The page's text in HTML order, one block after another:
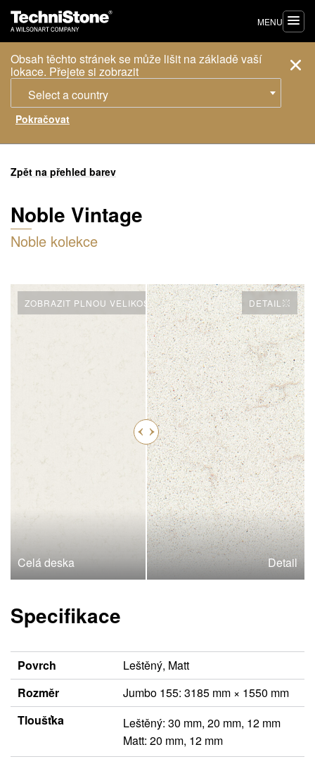
Obsah těchto stránek se může lišit na základě vaší
lokace. Přejete si zobrazit
Select a country
MENU
Zpět na přehled barev
Noble Vintage
Noble kolekce
ZOBRAZIT PLNOU VELIKOST
Celá deska
DETAIL
Detail
Specifikace
Povrch
Leštěný, Matt
Rozměr
Jumbo 155: 3185 mm × 1550 mm
Tloušťka
Leštěný: 30 mm, 20 mm, 12 mm
Matt: 20 mm, 12 mm